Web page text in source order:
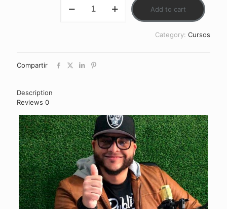
INICIARSE
Add to cart
Category: Cursos
Compartir
Description
Reviews 0